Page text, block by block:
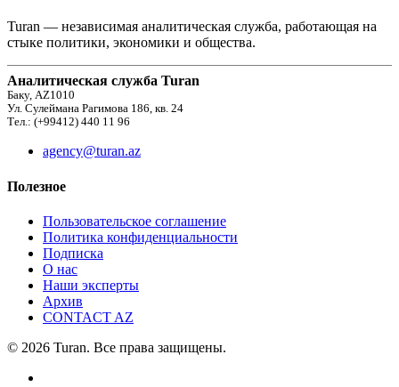
Turan — независимая аналитическая служба, работающая на
стыке политики, экономики и общества.
Аналитическая служба Turan
Баку, AZ1010
Ул. Сулеймана Рагимова 186, кв. 24
Тел.: (+99412) 440 11 96
agency@turan.az
Полезное
Пользовательское соглашение
Политика конфиденциальности
Подписка
О нас
Наши эксперты
Архив
CONTACT AZ
© 2026 Turan. Все права защищены.